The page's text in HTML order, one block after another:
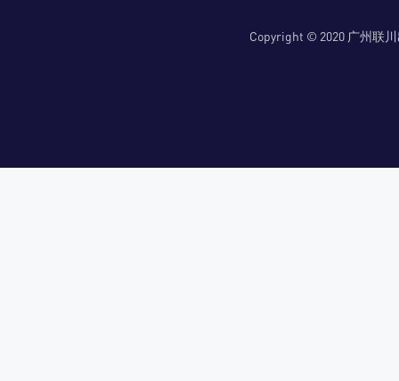
Copyright © 2020 广州联